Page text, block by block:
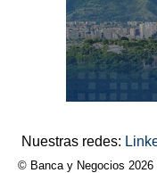
Nuestras redes:
© Banca y Negocios 2026